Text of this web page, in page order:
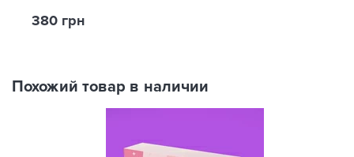
380 грн
Похожий товар в наличии